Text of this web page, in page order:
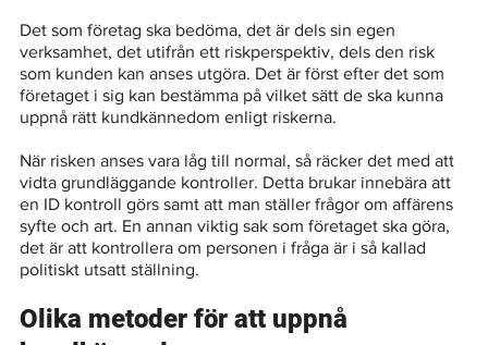
Det som företag ska bedöma, det är dels sin egen
verksamhet, det utifrån ett riskperspektiv, dels den risk
som kunden kan anses utgöra. Det är först efter det som
företaget i sig kan bestämma på vilket sätt de ska kunna
uppnå rätt kundkännedom enligt riskerna.
När risken anses vara låg till normal, så räcker det med att
vidta grundläggande kontroller. Detta brukar innebära att
en ID kontroll görs samt att man ställer frågor om affärens
syfte och art. En annan viktig sak som företaget ska göra,
det är att kontrollera om personen i fråga är i så kallad
politiskt utsatt ställning.
Olika metoder för att uppnå